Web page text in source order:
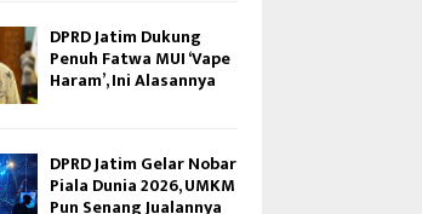
DPRD Jatim Dukung
Penuh Fatwa MUI ‘Vape
Haram’, Ini Alasannya
DPRD Jatim Gelar Nobar
Piala Dunia 2026, UMKM
Pun Senang Jualannya